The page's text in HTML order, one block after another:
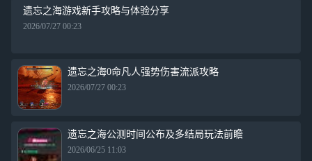
遗忘之海游戏新手攻略与体验分享
2026/07/27 00:23
遗忘之海0命凡人强势伤害流派攻略
2026/07/27 00:23
遗忘之海公测时间公布及多结局玩法前瞻
2026/06/25 11:03